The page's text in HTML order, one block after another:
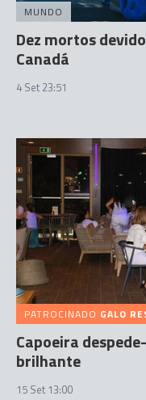
MUNDO
Dez mortos
Canadá
4 Set 23:51
PATROCINADO GALO
Capoeira
brilhante
15 Set 13:00